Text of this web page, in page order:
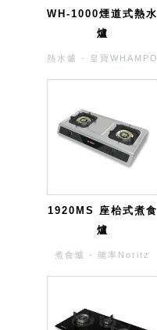
WH-1000煙道式熱水
爐
熱水爐 - 皇寶WHAMPO
1920MS 座枱式煮食
爐
煮食爐 - 能率Noritz